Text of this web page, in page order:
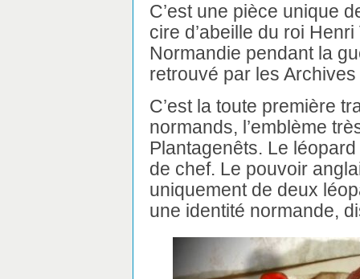
C’est une pièce unique
cire d’abeille du roi
Normandie pendant la
retrouvé par les
C’est la toute première
normands, l’emblème
Plantagenêts. Le
de chef. Le pouvoir
uniquement de deux
une identité normande,